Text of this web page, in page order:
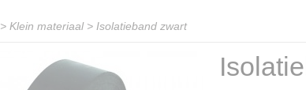
> Klein materiaal> Isolatieband zwart